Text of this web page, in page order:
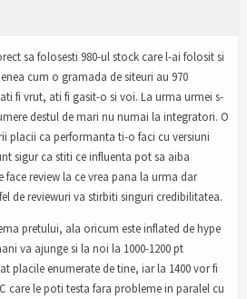
sa folosesti 980-ul stock care l-ai folosit si
cum o gramada de siteuri au 970
fi vrut, ati fi gasit-o si voi. La urma urmei s-
destul de mari nu numai la integratori. O
placii ca performanta ti-o faci cu versiuni
sigur ca stiti ce influenta pot sa aiba
face review la ce vrea pana la urma dar
de reviewuri va stirbiti singuri credibilitatea.
pretului, ala oricum este inflated de hype
va ajunge si la noi la 1000-1200 pt
placile enumerate de tine, iar la 1400 vor fi
care le poti testa fara probleme in paralel cu